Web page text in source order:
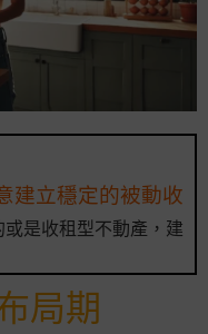
建立穩定的被動收
是收租型不動產，建
局期